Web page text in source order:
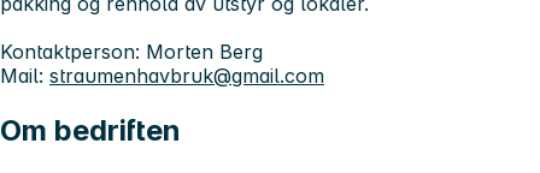
Kontaktperson: Morten Berg
Mail: straumenhavbruk@gmail.com
Om bedriften